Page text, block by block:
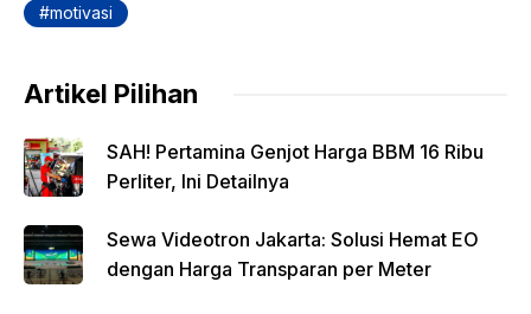
motivasi
Artikel Pilihan
SAH! Pertamina Genjot Harga BBM 16 Ribu
Perliter, Ini Detailnya
Sewa Videotron Jakarta: Solusi Hemat EO
dengan Harga Transparan per Meter